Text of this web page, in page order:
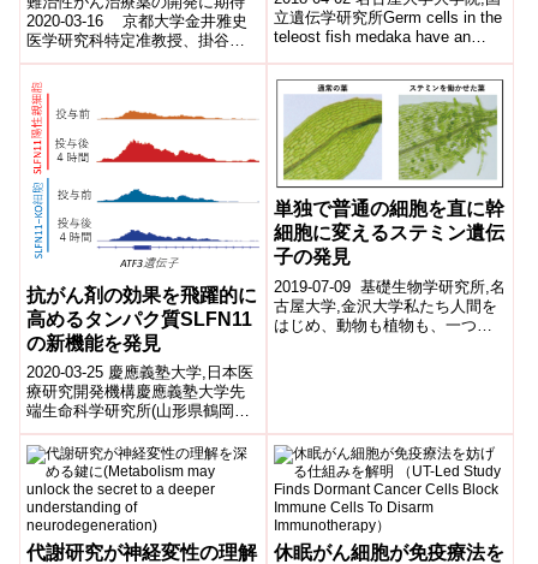
2020-03-16 京都大学金井雅史
医学研究科特定准教授、掛谷秀
昭 薬学研究科教授、株式会社セ
ラバイオファーマらの研究グ
ル...
立遺伝学研究所Germ cells in the
teleost fish medaka have an
抗がん剤の効果を飛躍的に
高めるタンパク質SLFN11
の新機能を発見
2020-03-25 慶應義塾大学,日本医
療研究開発機構慶應義塾大学先
端生命科学研究所(山形県鶴岡
市、冨田勝所長)の村井純子特任
准教授らのグループは、米国国
立衛...
単独で普通の細胞を直に幹
細胞に変えるステミン遺伝
子の発見
2019-07-09 基礎生物学研究所,名
古屋大学,金沢大学私たち人間を
はじめ、動物も植物も、一つの
代謝研究が神経変性の理解
休眠がん細胞が免疫療法を